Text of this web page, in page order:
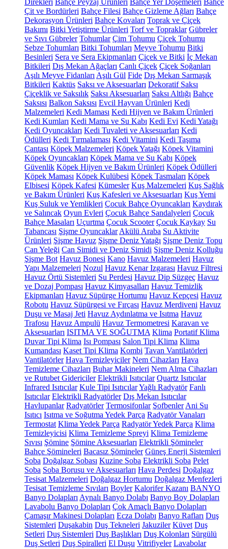
Direkleri Bahçe Peyzaj Ürünleri Bahçe Yer Döşemeleri Bahçe
Çit ve Bordürleri Bahçe Filesi Bahçe Gizleme Ağları Bahçe
Dekorasyon Ürünleri Bahçe Kovaları Toprak ve Çiçek
Bakımı Bitki Yetiştirme Ürünleri Torf ve Topraklar Gübreler
ve Sıvı Gübreler Tohumlar Çim Tohumu Çiçek Tohumu
Sebze Tohumları Bitki Tohumları Meyve Tohumu Bitki
Besinleri Sera ve Sera Ekipmanları Çiçek ve Bitki İç Mekan
Bitkileri Dış Mekan Ağaçları Canlı Çiçek Çiçek Soğanları
Aşılı Meyve Fidanları Aşılı Gül Fide Dış Mekan Sarmaşık
Bitkileri Kaktüs Saksı ve Aksesuarları Dekoratif Saksı
Çiçeklik ve Saksılık Saksı Aksesuarları Saksı Altlığı Bahçe
Saksısı Balkon Saksısı Evcil Hayvan Ürünleri Kedi
Malzemeleri Kedi Maması Kedi Hijyen ve Bakım Ürünleri
Kedi Kumları Kedi Mama ve Su Kabı Kedi Evi Kedi Yatağı
Kedi Oyuncakları Kedi Tuvaleti ve Aksesuarları Kedi
Ödülleri Kedi Tırmalaması Kedi Vitamini Kedi Taşıma
Çantası Köpek Malzemeleri Köpek Yatağı Köpek Vitamini
Köpek Oyuncakları Köpek Mama ve Su Kabı Köpek
Güvenlik Köpek Hijyen ve Bakım Ürünleri Köpek Ödülleri
Köpek Maması Köpek Kulübesi Köpek Tasmaları Köpek
Elbisesi Köpek Kafesi Kümesler Kuş Malzemeleri Kuş Sağlık
ve Bakım Ürünleri Kuş Kafesleri ve Aksesuarları Kuş Yemi
Kuş Suluk ve Yemlikleri Çocuk Bahçe Oyuncakları Kaydırak
ve Salıncak Oyun Evleri Çocuk Bahçe Sandalyeleri Çocuk
Bahçe Masaları Uçurtma Çocuk Scooter Çocuk Kaykay Su
Tabancası Şişme Oyuncaklar Akülü Araba Su Aktivite
Ürünleri Şişme Havuz Şişme Deniz Yatağı Şişme Deniz Topu
Can Yeleği Can Simidi ve Deniz Simidi Şişme Deniz Kolluğu
Şişme Bot Havuz Bonesi Kano Havuz Malzemeleri Havuz
Yapı Malzemeleri Nozul Havuz Kenar Izgarası Havuz Filtresi
Havuz Örtü Sistemleri Su Perdesi Havuz Dip Süzgeç Havuz
ve Dozaj Pompası Havuz Kimyasalları Havuz Temizlik
Ekipmanları Havuz Süpürge Hortumu Havuz Kepçesi Havuz
Robotu Havuz Süpürgesi ve Fırçası Havuz Merdiveni Havuz
Duşu ve Masaj Jeti Havuz Aydınlatma ve Isıtma Havuz
Trafosu Havuz Ampulü Havuz Termometresi Karavan ve
Aksesuarları ISITMA VE SOĞUTMA Klima Portatif Klima
Duvar Tipi Klima Isı Pompası Salon Tipi Klima Klima
Kumandası Kaset Tipi Klima Kombi Tavan Vantilatörleri
Vantilatörler Hava Temizleyiciler Nem Cihazları Hava
Temizleme Cihazları Buhar Makineleri Nem Alma Cihazları
ve Rutubet Gidericiler Elektrikli Isıtıcılar Quartz Isıtıcılar
Infrared Isıtıcılar Kule Tipi IsıtıcılarYağlı Radyatör Fanlı
Isıtıcılar Elektrikli Radyatörler Dış Mekan Isıtıcılar
Havlupanlar Radyatörler Termosifonlar Şofbenler Ani Su
Isıtıcı Isıtma ve Soğutma Yedek Parça Radyatör Vanaları
Termostat Klima Yedek Parça Radyatör Yedek Parça Klima
Temizleyicisi Klima Temizleme Spreyi Klima Temizleme
Sıvısı Şömine Şömine Aksesuarları Elektrikli Şömineler
Bahçe Şömineleri Bacasız Şömineler Güneş Enerji Sistemleri
Soba Doğalgaz Sobası Kuzine Soba Elektrikli Soba Pelet
Soba Soba Borusu ve Aksesuarları Hava Perdesi Doğalgaz
Tesisat Malzemeleri Doğalgaz Hortumu Doğalgaz Menfezleri
Tesisat Temizleme Sıvıları Boyler Kalorifer Kazanı BANYO
Banyo Dolapları Aynalı Banyo Dolabı Banyo Boy Dolapları
Lavabolu Banyo Dolapları Çok Amaçlı Banyo Dolapları
Çamaşır Makinesi Dolapları Ecza Dolabı Banyo Rafları Duş
Sistemleri Duşakabin Duş Tekneleri Jakuziler Küvet Duş
Setleri Duş Sistemleri Duş Başlıkları Duş Kolonları Sürgülü
Duş Setleri Duş Spiralleri El Duşu Vitrifiyeler Lavabolar